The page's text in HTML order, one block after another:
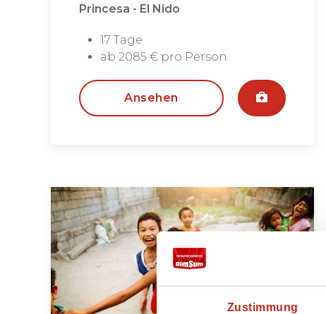
Zustimmung
Princesa - El Nido
17 Tage
ab 2085 € pro Person
Ansehen